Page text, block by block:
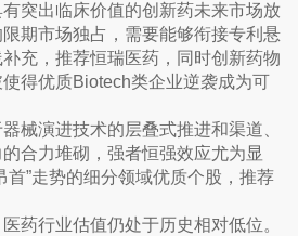
突出临床价值的创新药未来市场放
期市场独占，需要能够衔接专利悬
充，推荐恒瑞医药，同时创新药物
得优质Biotech类企业逆袭成为可
械演进技术的层叠式推进和渠道、
合力堆砌，强者恒强效应尤为显
首”走势的细分领域优质个股，推荐
药行业估值仍处于历史相对低位。